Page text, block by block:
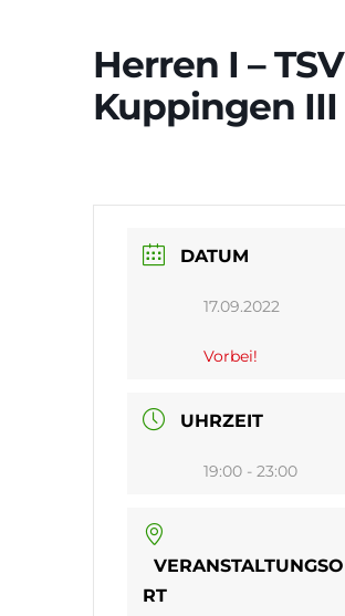
Herren I – TSV
Kuppingen III
DATUM
17.09.2022
Vorbei!
UHRZEIT
19:00 - 23:00
VERANSTALTUNGSO
RT